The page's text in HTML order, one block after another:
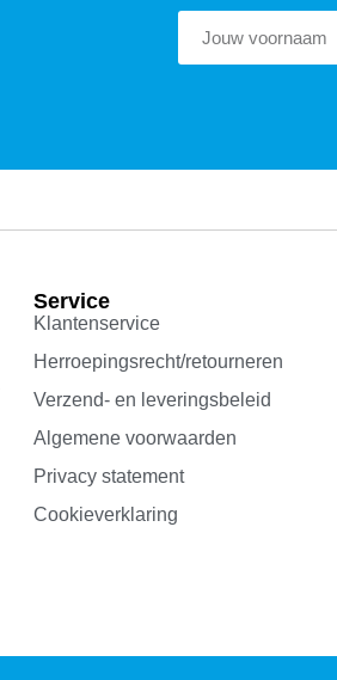
Service
Klantenservice
Herroepingsrecht/retourneren
Verzend- en leveringsbeleid
Algemene voorwaarden
Privacy statement
Cookieverklaring